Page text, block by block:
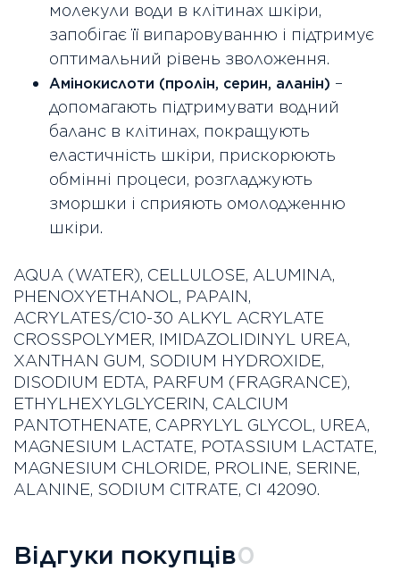
молекули води в клітинах шкіри,
запобігає її випаровуванню і підтримує
оптимальний рівень зволоження.
Амінокислоти (пролін, серин, аланін) –
допомагають підтримувати водний
баланс в клітинах, покращують
еластичність шкіри, прискорюють
обмінні процеси, розгладжують
зморшки і сприяють омолодженню
шкіри.
AQUA (WATER), CELLULOSE, ALUMINA,
PHENOXYETHANOL, PAPAIN,
ACRYLATES/C10-30 ALKYL ACRYLATE
CROSSPOLYMER, IMIDAZOLIDINYL UREA,
XANTHAN GUM, SODIUM HYDROXIDE,
DISODIUM EDTA, PARFUM (FRAGRANCE),
ETHYLHEXYLGLYCERIN, CALCIUM
PANTOTHENATE, CAPRYLYL GLYCOL, UREA,
MAGNESIUM LACTATE, POTASSIUM LACTATE,
MAGNESIUM CHLORIDE, PROLINE, SERINE,
ALANINE, SODIUM CITRATE, CI 42090.
Відгуки покупців0